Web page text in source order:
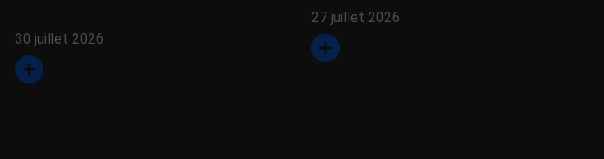
30 juillet 2026
27 juillet 2026